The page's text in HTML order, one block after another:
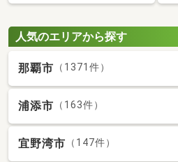
人気のエリアから探す
那覇市 （1371件）
浦添市 （163件）
宜野湾市 （147件）